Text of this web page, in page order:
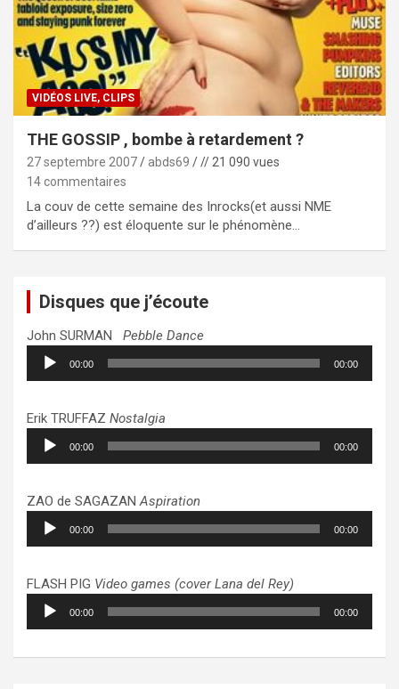
VIDÉOS LIVE, CLIPS
THE GOSSIP , bombe à retardement ?
27 septembre 2007 abds69
// 21 090 vues
14 commentaires
La couv de cette semaine des Inrocks(et aussi NME
d’ailleurs ??) est éloquente sur le phénomène…
Disques que j’écoute
John SURMAN Pebble Dance
Lecteur
audio
00:00 00:00
Erik TRUFFAZ Nostalgia
Lecteur
audio
00:00 00:00
ZAO de SAGAZANAspiration
Lecteur
audio
00:00 00:00
FLASH PIG Video games (cover Lana del Rey)
Lecteur
audio
00:00 00:00